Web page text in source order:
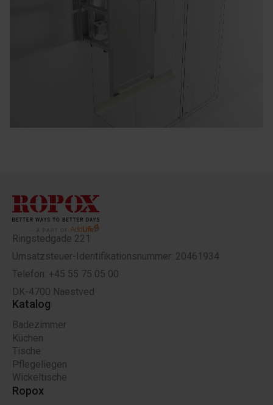
Ringstedgade 221
Umsatzsteuer-Identifikationsnummer: 20461934
Telefon: +45 55 75 05 00
DK-4700 Naestved
Katalog
Badezimmer
Küchen
Tische
Pflegeliegen
Wickeltische
Ropox